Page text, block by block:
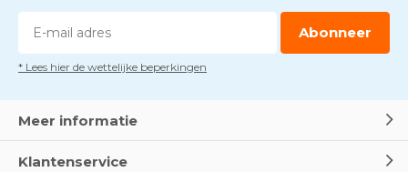
Abonneer
* Lees hier de wettelijke beperkingen
Meer informatie
Klantenservice